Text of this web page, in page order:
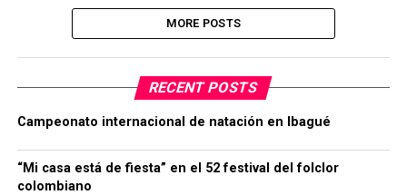
MORE POSTS
RECENT POSTS
Campeonato internacional de natación en Ibagué
“Mi casa está de fiesta” en el 52 festival del folclor
colombiano